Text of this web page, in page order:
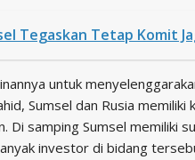
Tegaskan Tetap Komit
untuk
Sumsel dan Rusia
Di samping Sumsel memiliki
investor di bidang